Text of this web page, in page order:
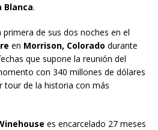
Blanca.
de sus dos noches en el
en Morrison, Colorado durante
que supone la reunión del
con 340 millones de dólares
tour de la historia con más
es encarcelado 27 meses